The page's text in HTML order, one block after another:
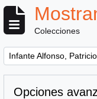
Colecciones
Remove filter:
Infante Alfonso, Patricio
Opciones